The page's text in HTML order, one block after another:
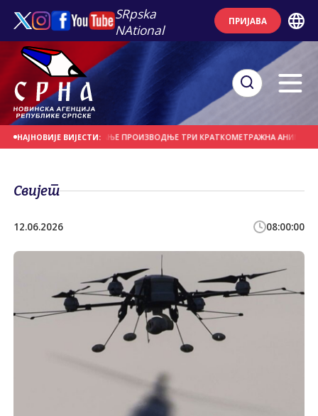
SRpska
NAtional
ПРИЈАВА
НАЈНОВИЈЕ ВИЈЕСТИ:
ЗА СУФИНАНСИРАЊЕ ПРОИЗВОДЊЕ ТРИ КРАТКОМЕТРАЖНА АНИМИРАНА
Свијет
12.06.2026 08:00:00